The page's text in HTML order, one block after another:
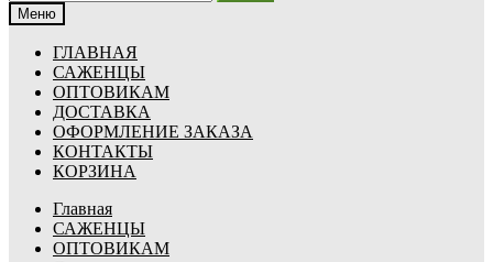
Меню
ГЛАВНАЯ
САЖЕНЦЫ
ОПТОВИКАМ
ДОСТАВКА
ОФОРМЛЕНИЕ ЗАКАЗА
КОНТАКТЫ
КОРЗИНА
Главная
САЖЕНЦЫ
ОПТОВИКАМ